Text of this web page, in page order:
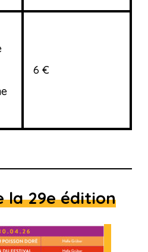
6 €
la 29e édition